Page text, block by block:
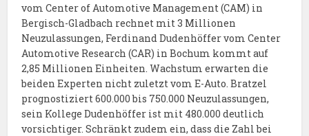
vom Center of Automotive Management (CAM) in
Bergisch-Gladbach rechnet mit 3 Millionen
Neuzulassungen, Ferdinand Dudenhöffer vom Center
Automotive Research (CAR) in Bochum kommt auf
2,85 Millionen Einheiten. Wachstum erwarten die
beiden Experten nicht zuletzt vom E-Auto. Bratzel
prognostiziert 600.000 bis 750.000 Neuzulassungen,
sein Kollege Dudenhöffer ist mit 480.000 deutlich
vorsichtiger. Schränkt zudem ein, dass die Zahl bei